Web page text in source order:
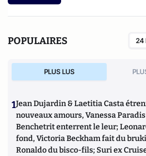
POPULAIRES 24
PLUS LUS
1Jean Dujardin & Laetitia Casta
nouveaux amours, Vanessa
Benchetrit enterrent le leur;
fond, Victoria Beckham fait du
Ronaldo du bisco-fils; Suri ex